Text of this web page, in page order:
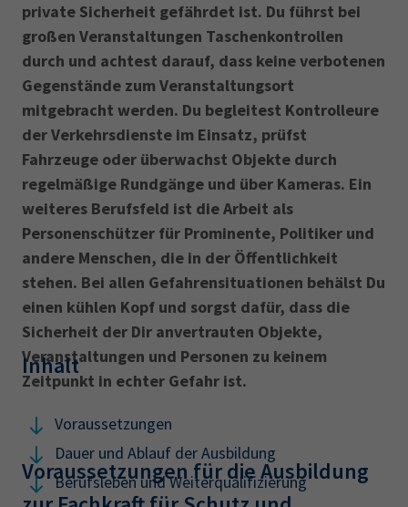
Leichte Sprache
IHK regional
Karriere
Presse
EN
IHK Akademie
Magazin Log-in
AdA
34d
Prüfungstermine
Wirtschaftsfachwirt
34f
Negativerklärung
Sachkundeprüfung
Berichtsheft
34i
Betriebswirt Prüfbericht
private Sicherheit gefährdet ist. Du führst bei
großen Veranstaltungen Taschenkontrollen
durch und achtest darauf, dass keine verbotenen
Gegenstände zum Veranstaltungsort
mitgebracht werden. Du begleitest Kontrolleure
der Verkehrsdienste im Einsatz, prüfst
Fahrzeuge oder überwachst Objekte durch
regelmäßige Rundgänge und über Kameras. Ein
weiteres Berufsfeld ist die Arbeit als
Personenschützer für Prominente, Politiker und
andere Menschen, die in der Öffentlichkeit
stehen. Bei allen Gefahrensituationen behälst Du
einen kühlen Kopf und sorgst dafür, dass die
Sicherheit der Dir anvertrauten Objekte,
Veranstaltungen und Personen zu keinem
Zeitpunkt in echter Gefahr ist.
Inhalt
Voraussetzungen
Dauer und Ablauf der Ausbildung
Berufsleben und Weiterqualifizierung
Voraussetzungen für die Ausbildung